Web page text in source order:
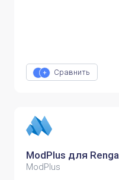
Сравнить
ModPlus для Renga
ModPlus